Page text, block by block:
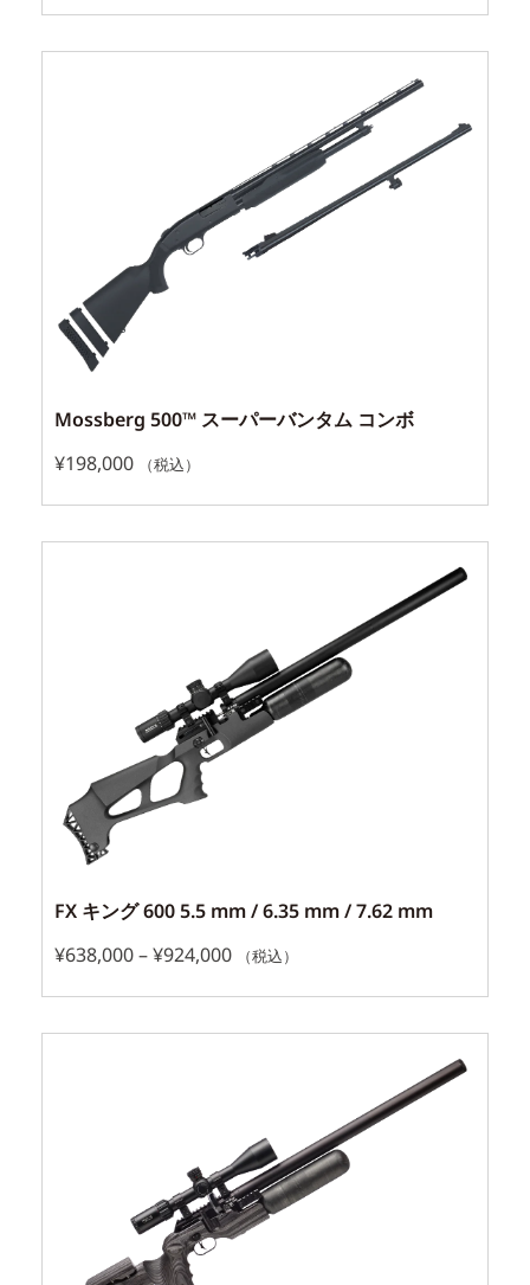
Mossberg 500™ スーパーバンタム コンボ
¥198,000 （税込）
FX キング 600 5.5 mm / 6.35 mm / 7.62 mm
¥638,000–¥924,000 （税込）